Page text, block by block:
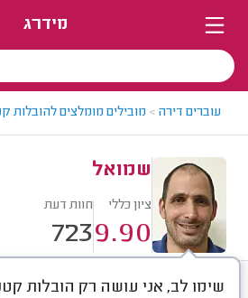
מידרג
עוברים דירה > מובילים מומלצים להובלות
שמואל
ציון כללי
9.90
חוות דעת
723
שימו לב, אני עושה רק הובלות